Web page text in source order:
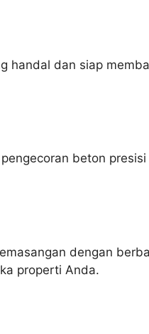
handal dan siap
beton
dengan
properti Anda.